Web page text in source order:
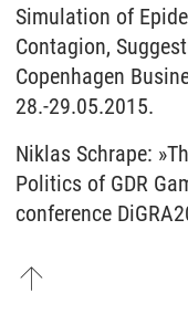
Simulation of
Contagion,
Copenhagen
28.-29.05.2015.
Niklas Schrape:
Politics of GDR
conference